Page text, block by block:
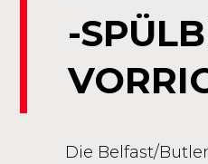
-
Die Belfast/